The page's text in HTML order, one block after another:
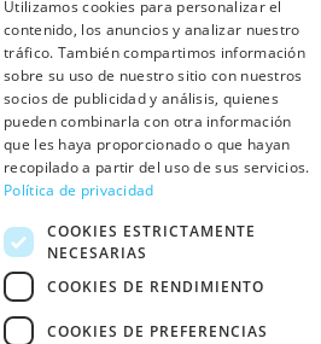
m
TRABAJA
CON
NOSOTROS
NUESTRAS
TIENDAS
BLACK
FRIDAY
CONTACTO
RECOGIDA
EN TIENDA
DEVOLUCIONES
Y CAMBIOS
CANCELAR
PEDIDO
POLÍTICA DE
PRIVACIDAD
CONDICIONES
DE COMPRA
Utilizamos cookies para personalizar el
contenido, los anuncios y analizar nuestro
tráfico. También compartimos información
sobre su uso de nuestro sitio con nuestros
socios de publicidad y análisis, quienes
pueden combinarla con otra información
que les haya proporcionado o que hayan
recopilado a partir del uso de sus servicios.
Política de privacidad
COOKIES ESTRICTAMENTE
NECESARIAS
COOKIES DE RENDIMIENTO
COOKIES DE PREFERENCIAS